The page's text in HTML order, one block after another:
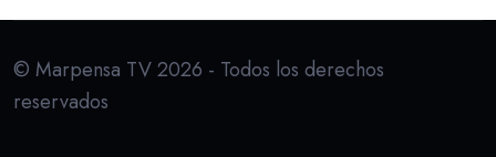
© Marpensa TV 2026 - Todos los derechos
reservados